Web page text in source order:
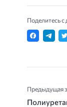
Поделитесь с
Предыдущая